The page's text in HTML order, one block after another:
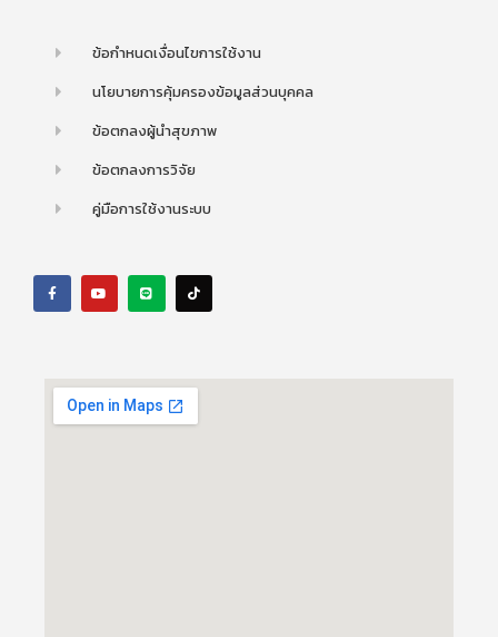
ข้อกำหนดเงื่อนไขการใช้งาน
นโยบายการคุ้มครองข้อมูลส่วนบุคคล
ข้อตกลงผู้นำสุขภาพ
ข้อตกลงการวิจัย
คู่มือการใช้งานระบบ